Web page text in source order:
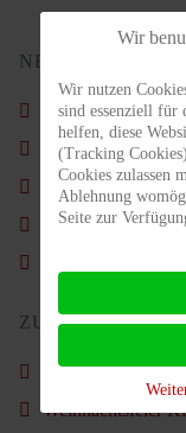
NEUSTE
Schön war´s
Nachruf - Carl
Vorstand im Amt
Weihnachtsfeier
ZULETZT
Vorstand im Amt
Weihnachtsfeier
Wir
Wir nutzen
sind essenziell für
helfen, diese
(Tracking
Cookies zulassen
Ablehnung
Seite zur